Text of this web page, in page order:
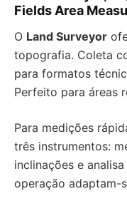
Fields Area
O Land Surveyor
topografia. Coleta
para formatos
Perfeito para áreas
Para medições
três instrumentos:
inclinações e
operação adaptam-